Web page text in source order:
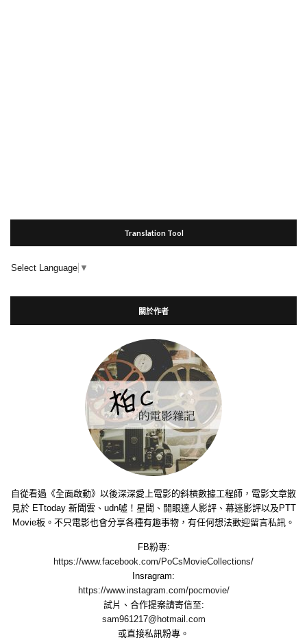
Translation Tool
Select Language ▼
關於作者
自從看過《全面啟動》以後深深愛上電影的斜槓數據工程師，電影文章散
見於 ETtoday 新聞雲、udn噓！星聞、開眼達人影評、幕迷影評以及PTT
Movie板。不只電影也會分享各種有趣事物，有任何想法歡迎留言私訊。
FB粉專:
https://www.facebook.com/PoCsMovieCollections/
Insragram:
https://www.instagram.com/pocmovie/
試片、合作提案請寄信至:
sam961217@hotmail.com
或直接私訊粉專。